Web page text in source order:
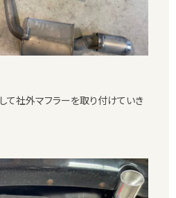
て社外マフラーを取り付けていき